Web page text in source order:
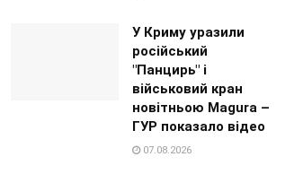
У Криму уразили
російський
"Панцирь" і
військовий кран
новітньою Magura –
ГУР показало відео
07.08.2026